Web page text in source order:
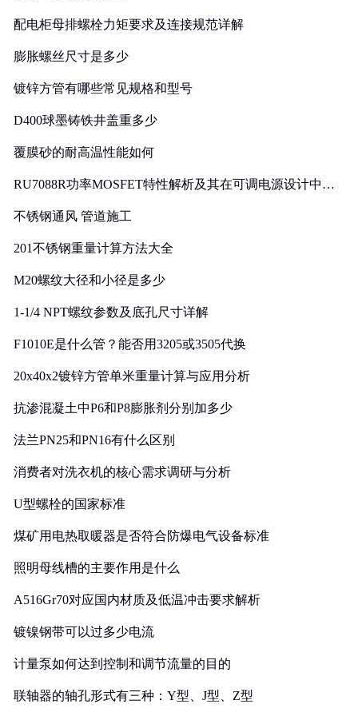
配电柜母排螺栓力矩要求及连接规范详解
膨胀螺丝尺寸是多少
镀锌方管有哪些常见规格和型号
D400球墨铸铁井盖重多少
覆膜砂的耐高温性能如何
RU7088R功率MOSFET特性解析及其在可调电源设计中的
不锈钢通风 管道施工
201不锈钢重量计算方法大全
M20螺纹大径和小径是多少
1-1/4 NPT螺纹参数及底孔尺寸详解
F1010E是什么管？能否用3205或3505代换
20x40x2镀锌方管单米重量计算与应用分析
抗渗混凝土中P6和P8膨胀剂分别加多少
法兰PN25和PN16有什么区别
消费者对洗衣机的核心需求调研与分析
U型螺栓的国家标准
煤矿用电热取暖器是否符合防爆电气设备标准
照明母线槽的主要作用是什么
A516Gr70对应国内材质及低温冲击要求解析
镀镍钢带可以过多少电流
计量泵如何达到控制和调节流量的目的
联轴器的轴孔形式有三种：Y型、J型、Z型